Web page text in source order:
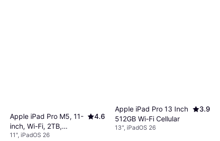
Apple iPad Pro M5, 11-
inch, Wi-Fi, 2TB,
Standard Glass Silver
4.6
11", iPadOS 26
Apple iPad Pro 13 Inch
512GB Wi-Fi Cellular
3.9
13", iPadOS 26